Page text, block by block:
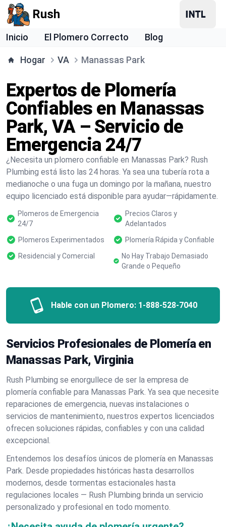
Rush
Inicio El Plomero Correcto Blog
Hogar VA Manassas Park
Expertos de Plomería
Confiables en Manassas
Park, VA – Servicio de
Emergencia 24/7
¿Necesita un plomero confiable en Manassas Park? Rush
Plumbing está listo las 24 horas. Ya sea una tubería rota a
medianoche o una fuga un domingo por la mañana, nuestro
equipo licenciado está disponible para ayudar—rápidamente.
Plomeros de Emergencia
24/7
Precios Claros y
Adelantados
Plomeros Experimentados
Plomería Rápida y Confiable
Residencial y Comercial
No Hay Trabajo Demasiado
Grande o Pequeño
Hable con un Plomero: 1-888-528-7040
Servicios Profesionales de Plomería en
Manassas Park, Virginia
Rush Plumbing se enorgullece de ser la empresa de
plomería confiable para Manassas Park. Ya sea que necesite
reparaciones de emergencia, nuevas instalaciones o
servicios de mantenimiento, nuestros expertos licenciados
ofrecen soluciones rápidas, confiables y con una calidad
excepcional.
Entendemos los desafíos únicos de plomería en Manassas
Park. Desde propiedades históricas hasta desarrollos
modernos, desde tormentas estacionales hasta
regulaciones locales — Rush Plumbing brinda un servicio
personalizado y profesional en todo momento.